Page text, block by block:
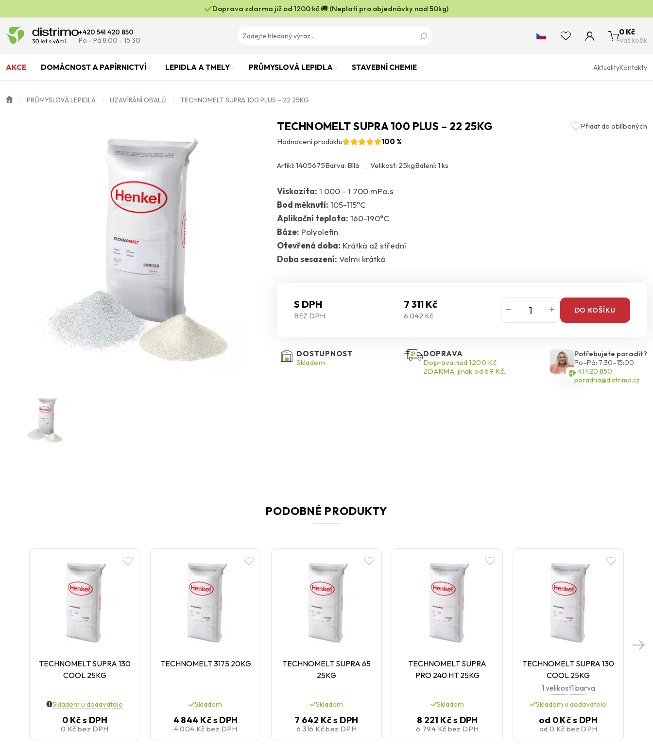
Doprava zdarma již od 1200 kč 🚚 (Neplatí pro objednávky nad 50kg)
+420 541 420 850
Po - Pá 8:00 - 15:30
0 Kč
Váš košík
AKCE DOMÁCNOST A PAPÍRNICTVÍ LEPIDLA A TMELY PRŮMYSLOVÁ LEPIDLA STAVEBNÍ CHEMIE AktualityKontakty
PRŮMYSLOVÁ LEPIDLA UZAVÍRÁNÍ OBALŮ TECHNOMELT SUPRA 100 PLUS – 22 25KG
TECHNOMELT SUPRA 100 PLUS – 22 25KG
Přidat do oblíbených
Hodnocení produktu
100 %
Artikl: 1405675Barva: Bílá Velikost: 25kgBalení: 1 ks
Viskozita: 1 000 - 1 700 mPa.s
Bod měknutí: 105-115°C
Aplikační teplota: 160-190°C
Báze: Polyolefin
Otevřená doba: Krátká až střední
Doba sesazení: Velmi krátká
S DPH 7 311 Kč
BEZ DPH 6 042 Kč
DO KOŠÍKU
DOSTUPNOST
Skladem
DOPRAVA
Doprava nad 1200 Kč
ZDARMA, jinak od 69 Kč.
Potřebujete poradit?
Po–Pá: 7:30–15:00
541 420 850
poradna@distrimo.cz
PODOBNÉ PRODUKTY
TECHNOMELT SUPRA 130
COOL 25KG
Skladem u dodavatele
0 Kčs DPH
0 Kčbez DPH
TECHNOMELT 3175 20KG
Skladem
4 844 Kčs DPH
4 004 Kčbez DPH
TECHNOMELT SUPRA 65
25KG
Skladem
7 642 Kčs DPH
6 316 Kčbez DPH
TECHNOMELT SUPRA
PRO 240 HT 25KG
Skladem
8 221 Kčs DPH
6 794 Kč bez DPH
TECHNOMELT SUPRA 130
COOL 25KG
1 velikost1 barva
Skladem u dodavatele
od 0 Kčs DPH
od 0 Kč bez DPH